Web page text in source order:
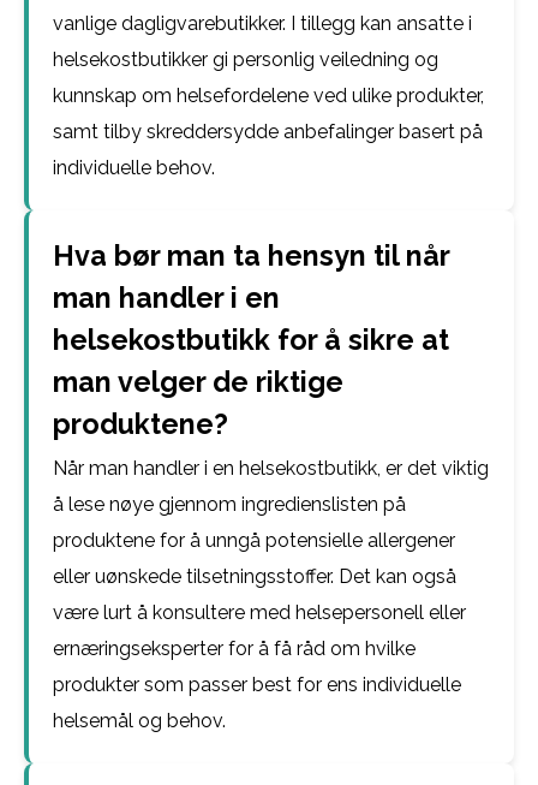
vanlige dagligvarebutikker. I tillegg kan ansatte i
helsekostbutikker gi personlig veiledning og
kunnskap om helsefordelene ved ulike produkter,
samt tilby skreddersydde anbefalinger basert på
individuelle behov.
Hva bør man ta hensyn til når
man handler i en
helsekostbutikk for å sikre at
man velger de riktige
produktene?
Når man handler i en helsekostbutikk, er det viktig
å lese nøye gjennom ingredienslisten på
produktene for å unngå potensielle allergener
eller uønskede tilsetningsstoffer. Det kan også
være lurt å konsultere med helsepersonell eller
ernæringseksperter for å få råd om hvilke
produkter som passer best for ens individuelle
helsemål og behov.